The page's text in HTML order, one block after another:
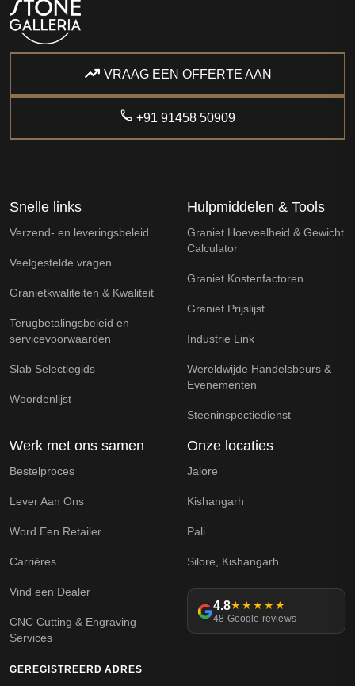
VRAAG EEN OFFERTE AAN
+91 91458 50909
Snelle links
Verzend- en leveringsbeleid
Veelgestelde vragen
Granietkwaliteiten & Kwaliteit
Terugbetalingsbeleid en
servicevoorwaarden
Slab Selectiegids
Woordenlijst
Hulpmiddelen & Tools
Graniet Hoeveelheid & Gewicht
Calculator
Graniet Kostenfactoren
Graniet Prijslijst
Industrie Link
Wereldwijde Handelsbeurs &
Evenementen
Steeninspectiedienst
Werk met ons samen
Bestelproces
Lever Aan Ons
Word Een Retailer
Carrières
Vind een Dealer
CNC Cutting & Engraving
Services
Onze locaties
Jalore
Kishangarh
Pali
Silore, Kishangarh
4.8★★★★★
48 Google reviews
GEREGISTREERD ADRES